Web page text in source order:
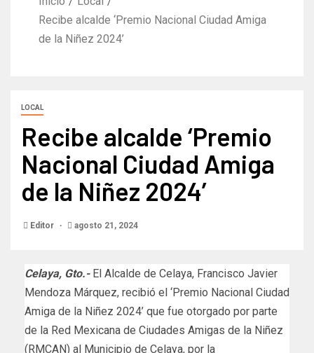
Recibe alcalde ‘Premio Nacional Ciudad Amiga
de la Niñez 2024’
LOCAL
Recibe alcalde ‘Premio
Nacional Ciudad Amiga
de la Niñez 2024’
Editor agosto 21, 2024
Celaya, Gto.-El Alcalde de Celaya, Francisco Javier
Mendoza Márquez, recibió el ‘Premio Nacional Ciudad
Amiga de la Niñez 2024’ que fue otorgado por parte
de la Red Mexicana de Ciudades Amigas de la Niñez
(RMCAN) al Municipio de Celaya, por la